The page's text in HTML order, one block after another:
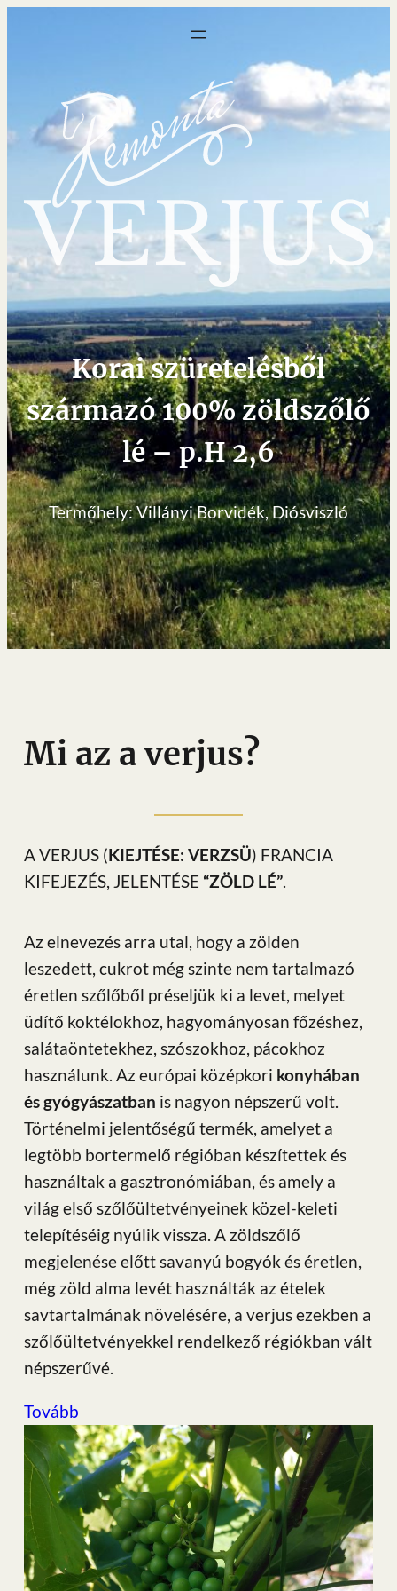
Korai szüretelésből
származó 100% zöldszőlő
lé – p.H 2,6
Termőhely: Villányi Borvidék, Diósviszló
Mi az a verjus?
A VERJUS (KIEJTÉSE: VERZSÜ) FRANCIA
KIFEJEZÉS, JELENTÉSE “ZÖLD LÉ”.
Az elnevezés arra utal, hogy a zölden
leszedett, cukrot még szinte nem tartalmazó
éretlen szőlőből préseljük ki a levet, melyet
üdítő koktélokhoz, hagyományosan főzéshez,
salátaöntetekhez, szószokhoz, pácokhoz
használunk. Az európai középkori konyhában
és gyógyászatban is nagyon népszerű volt.
Történelmi jelentőségű termék, amelyet a
legtöbb bortermelő régióban készítettek és
használtak a gasztronómiában, és amely a
világ első szőlőültetvényeinek közel-keleti
telepítéséig nyúlik vissza. A zöldszőlő
megjelenése előtt savanyú bogyók és éretlen,
még zöld alma levét használták az ételek
savtartalmának növelésére, a verjus ezekben a
szőlőültetvényekkel rendelkező régiókban vált
népszerűvé.
Tovább